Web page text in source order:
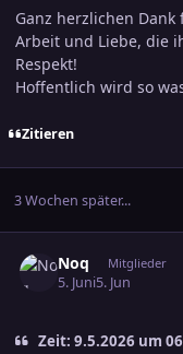
Ganz herzlichen
Arbeit und Liebe, die
Respekt!
Hoffentlich wird so
Zitieren
3 Wochen später...
Noq Mitglieder
5. Juni5. Jun
Zeit: 9.5.2026 um